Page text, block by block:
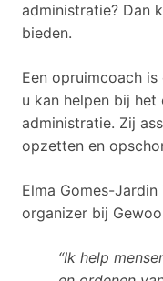
administratie? Dan
bieden.
Een opruimcoach
u kan helpen bij het
administratie. Zij
opzetten en
Elma Gomes-
organizer bij
“Ik help